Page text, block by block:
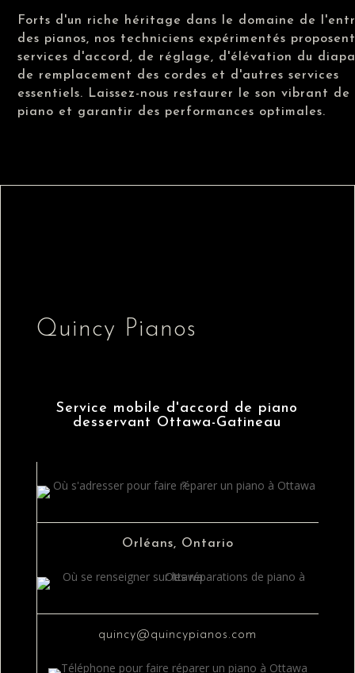
Forts d'un riche héritage dans le domaine de
des pianos, nos techniciens expérimentés
services d'accord, de réglage, d'élévation du
de remplacement des cordes et d'autres services
essentiels. Laissez-nous restaurer le son vibrant
piano et garantir des performances optimales.
Quincy Pianos
Service mobile d'accord de piano
desservant Ottawa-Gatineau
Orléans, Ontario
quincy@quincypianos.com